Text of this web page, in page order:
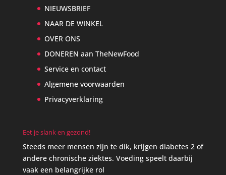
NIEUWSBRIEF
NAAR DE WINKEL
OVER ONS
DONEREN aan TheNewFood
Service en contact
Algemene voorwaarden
Privacyverklaring
Eet je slank en gezond!
Steeds meer mensen zijn te dik, krijgen diabetes 2 of
andere chronische ziektes. Voeding speelt daarbij
vaak een belangrijke rol